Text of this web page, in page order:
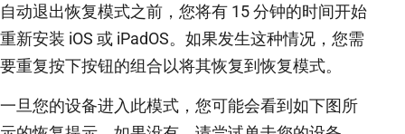
自动退出恢复模式之前，您将有 15 分钟的时间开始
重新安装 iOS 或 iPadOS。如果发生这种情况，您需
要重复按下按钮的组合以将其恢复到恢复模式。
一旦您的设备进入此模式，您可能会看到如下图所